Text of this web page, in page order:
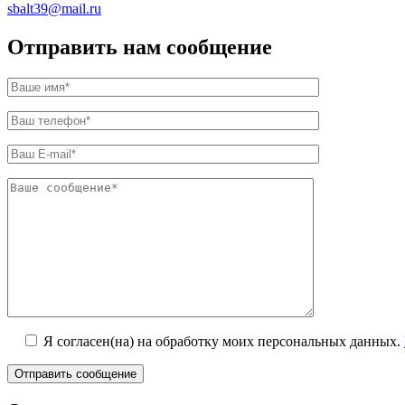
sbalt39@mail.ru
Отправить нам сообщение
Я согласен(на) на обработку моих персональных данных.